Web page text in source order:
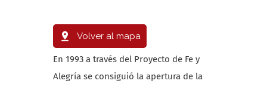
Volver al mapa
En 1993 a través del Proyecto de Fe y
Alegría se consiguió la apertura de la